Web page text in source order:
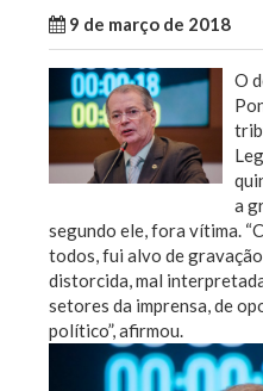
9 de março de 2018
O
a
segundo ele, fora vítima.
todos, fui alvo de
distorcida, mal
setores da imprensa, de
político”, afirmou.